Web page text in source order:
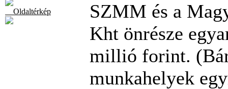
Oldaltérkép
SZMM és a
Kht önrésze
millió forint.
munkahelyek